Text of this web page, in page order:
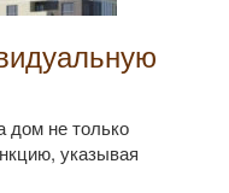
дом не только
указывая